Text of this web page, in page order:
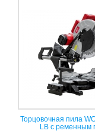
Торцовочная пила
LB с ременным